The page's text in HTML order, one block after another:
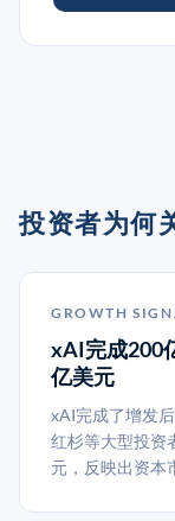
投资者为何
GROWTH
xAI完成200
亿美元
xAI完成了增发
红杉等大型投资
元，反映出资本